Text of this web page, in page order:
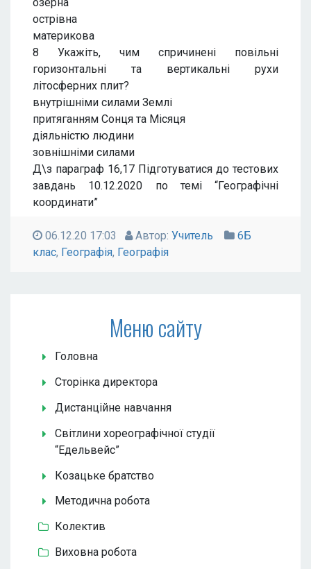
острівна
материкова
8 Укажіть, чим спричинені повільні
горизонтальні та вертикальні рухи
літосферних плит?
внутрішніми силами Землі
притяганням Сонця та Місяця
діяльністю людини
зовнішніми силами
Д\з параграф 16,17 Підготуватися до тестових
завдань 10.12.2020 по темі “Географічні
координати”
06.12.20 17:03 Автор: Учитель
6Б
клас, Географія, Географія
Меню сайту
Головна
Сторінка директора
Дистанційне навчання
Світлини хореографічної студії
“Едельвейс”
Козацьке братство
Методична робота
Колектив
Виховна робота